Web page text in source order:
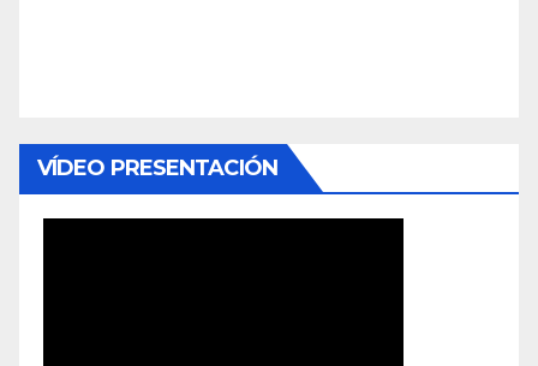
VÍDEO PRESENTACIÓN